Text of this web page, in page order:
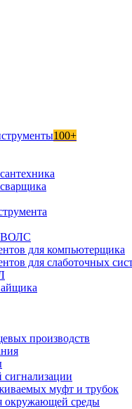
100+
ВОЛС
для компьютерщика
для слаботочных
производств
муфт и трубок
окружающей среды